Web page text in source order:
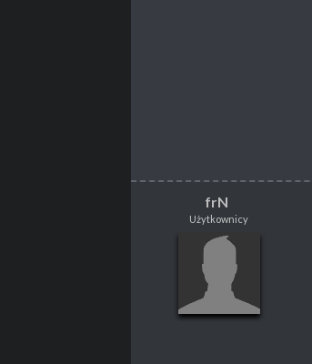
frN
Użytkownicy